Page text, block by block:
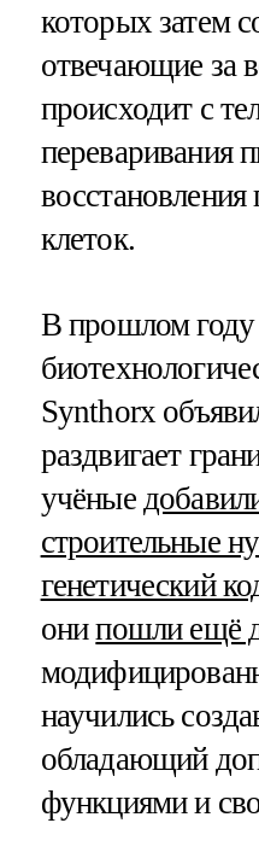
которых затем
отвечающие за
происходит с
переваривания
клеток.
В прошлом году
Synthorx
раздвигает
учёные
строительные
генетический
онипошли ещё
научились
обладающий
функциями и